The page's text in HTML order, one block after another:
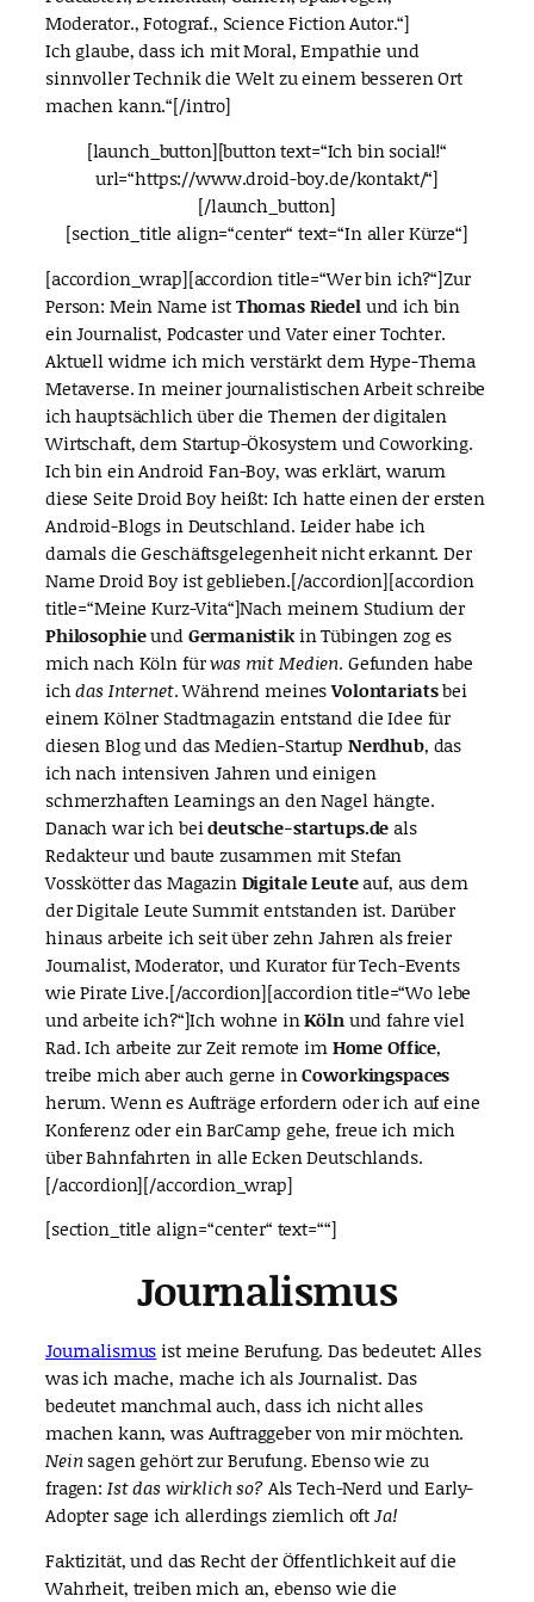
Moderator., Fotograf., Science Fiction Autor.“]
Ich glaube, dass ich mit Moral, Empathie und
sinnvoller Technik die Welt zu einem besseren Ort
machen kann.“[/intro]
[launch_button][button text=“Ich bin social!“
url=“https://www.droid-boy.de/kontakt/“]
[/launch_button]
[section_title align=“center“ text=“In aller Kürze“]
[accordion_wrap][accordion title=“Wer bin ich?“]Zur
Person: Mein Name istThomas Riedelund ich bin
ein Journalist, Podcaster und Vater einer Tochter.
Aktuell widme ich mich verstärkt dem Hype-Thema
Metaverse. In meiner journalistischen Arbeit schreibe
ich hauptsächlich über die Themen der digitalen
Wirtschaft, dem Startup-Ökosystem und Coworking.
Ich bin ein Android Fan-Boy, was erklärt, warum
diese Seite Droid Boy heißt: Ich hatte einen der ersten
Android-Blogs in Deutschland. Leider habe ich
damals die Geschäftsgelegenheit nicht erkannt. Der
Name Droid Boy ist geblieben.[/accordion][accordion
title=“Meine Kurz-Vita“]Nach meinem Studium der
PhilosophieundGermanistikin Tübingen zog es
mich nach Köln fürwas mit Medien. Gefunden habe
ichdas Internet. Während meinesVolontariatsbei
einem Kölner Stadtmagazin entstand die Idee für
diesen Blog und das Medien-Startup Nerdhub, das
ich nach intensiven Jahren und einigen
schmerzhaften Learnings an den Nagel hängte.
Danach war ich beideutsche-startups.deals
Redakteur und baute zusammen mit Stefan
Vosskötter das MagazinDigitale Leuteauf, aus dem
der Digitale Leute Summit entstanden ist. Darüber
hinaus arbeite ich seit über zehn Jahren als freier
Journalist, Moderator, und Kurator für Tech-Events
wie Pirate Live.[/accordion][accordion title=“Wo lebe
und arbeite ich?“]Ich wohne inKölnund fahre viel
Rad. Ich arbeite zur Zeit remote imHome Office,
treibe mich aber auch gerne inCoworkingspaces
herum. Wenn es Aufträge erfordern oder ich auf eine
Konferenz oder ein BarCamp gehe, freue ich mich
über Bahnfahrten in alle Ecken Deutschlands.
[/accordion][/accordion_wrap]
[section_title align=“center“ text=““]
Journalismus
Journalismusist meine Berufung. Das bedeutet: Alles
was ich mache, mache ich als Journalist. Das
bedeutet manchmal auch, dass ich nicht alles
machen kann, was Auftraggeber von mir möchten.
Neinsagen gehört zur Berufung. Ebenso wie zu
fragen: Ist das wirklich so?Als Tech-Nerd und Early-
Adopter sage ich allerdings ziemlich oftJa!
Faktizität, und das Recht der Öffentlichkeit auf die
Wahrheit, treiben mich an, ebenso wie die